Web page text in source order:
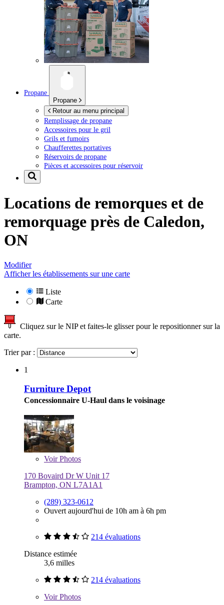
Propane
Propane
Retour au menu principal
Remplissage de propane
Accessoires pour le gril
Grils et fumoirs
Chaufferettes portatives
Réservoirs de propane
Pièces et accessoires pour réservoir
Locations de remorques et de
remorquage près de Caledon,
ON
Modifier
Afficher les établissements sur une carte
Liste
Carte
Cliquez sur le NIP et faites-le glisser pour le repositionner sur la
carte.
Trier par :
1
Furniture Depot
Concessionnaire U-Haul dans le voisinage
VoirPhotos
170 Bovaird Dr W Unit 17
Brampton, ON L7A1A1
(289) 323-0612
Ouvert aujourd'hui de 10h am à 6h pm
214 évaluations
Distance estimée
3,6 milles
214 évaluations
VoirPhotos